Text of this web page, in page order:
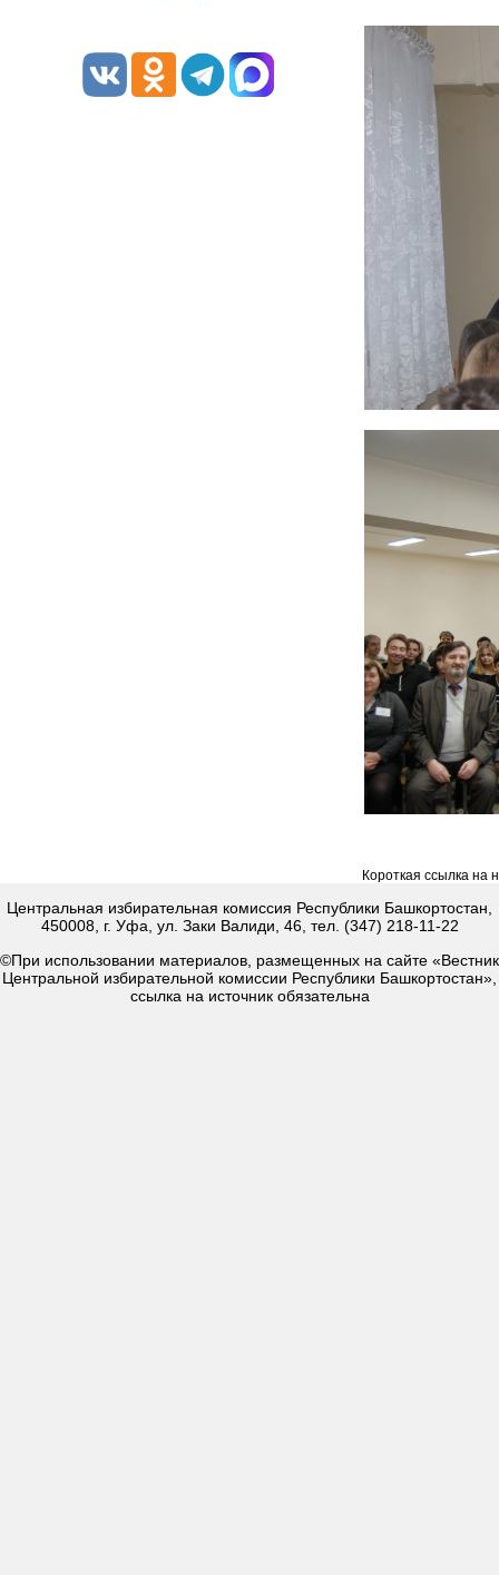
Короткая ссылка на
Центральная избирательная комиссия Республики Башкортостан,
450008, г. Уфа, ул. Заки Валиди, 46, тел. (347) 218-11-22
©При использовании материалов, размещенных на сайте «Вестник
Центральной избирательной комиссии Республики Башкортостан»,
ссылка на источник обязательна